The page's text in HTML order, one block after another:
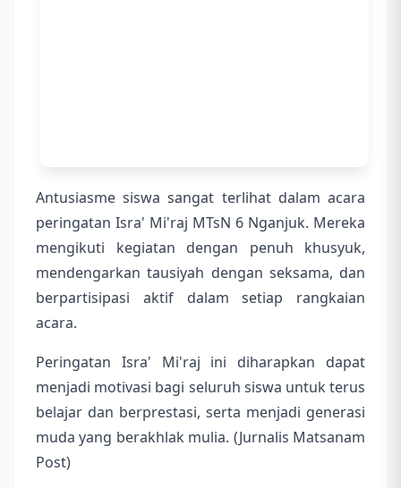
Antusiasme siswa sangat terlihat dalam acara
peringatan Isra' Mi'raj MTsN 6 Nganjuk. Mereka
mengikuti kegiatan dengan penuh khusyuk,
mendengarkan tausiyah dengan seksama, dan
berpartisipasi aktif dalam setiap rangkaian
acara.
Peringatan Isra' Mi'raj ini diharapkan dapat
menjadi motivasi bagi seluruh siswa untuk terus
belajar dan berprestasi, serta menjadi generasi
muda yang berakhlak mulia. (Jurnalis Matsanam
Post)